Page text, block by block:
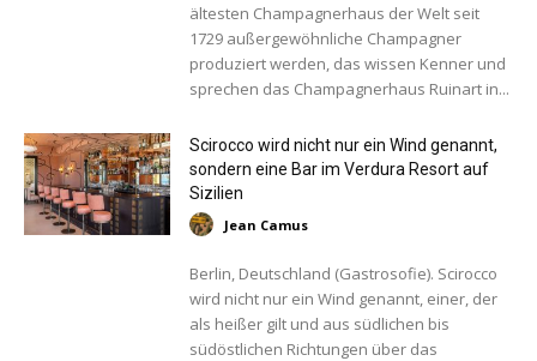
ältesten Champagnerhaus der Welt seit
1729 außergewöhnliche Champagner
produziert werden, das wissen Kenner und
sprechen das Champagnerhaus Ruinart in...
Scirocco wird nicht nur ein Wind genannt,
sondern eine Bar im Verdura Resort auf
Sizilien
Jean Camus
Berlin, Deutschland (Gastrosofie). Scirocco
wird nicht nur ein Wind genannt, einer, der
als heißer gilt und aus südlichen bis
südöstlichen Richtungen über das